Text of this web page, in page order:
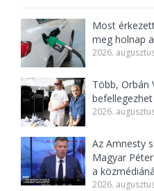
Most
meg holnap
2026.
Több, Orbán
2026.
Az Amnesty
Magyar
a
2026.